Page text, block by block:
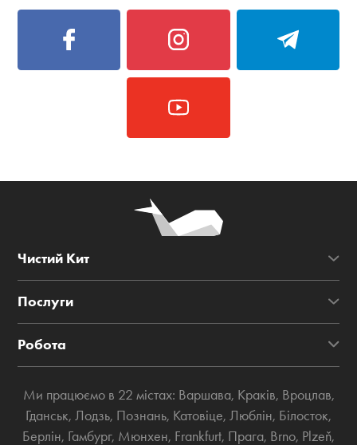
Чистий Кит
Послуги
Робота
Ми працюємо в 22 містах: Варшава, Краків, Вроцлав,
Гданськ, Лодзь, Познань, Катовіце, Люблін, Білосток,
Берлін, Гамбург, Мюнхен, Frankfurt, Прага, Brno, Plzeň,